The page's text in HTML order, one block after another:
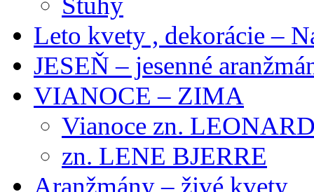
Leto kvety , dekorácie –
JESEŇ – jesenné
VIANOCE – ZIMA
Vianoce zn.
zn. LENE BJERRE
Aranžmány – živé kvety